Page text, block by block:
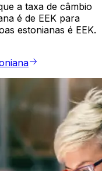
a taxa de câmbio
é de EEK para
estonianas é EEK.